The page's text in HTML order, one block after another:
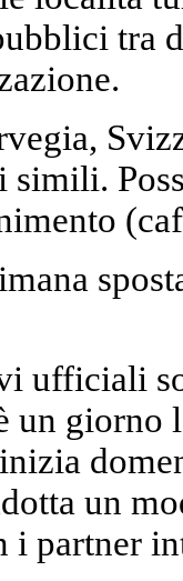
tra
ufficiali
un
un
i partner